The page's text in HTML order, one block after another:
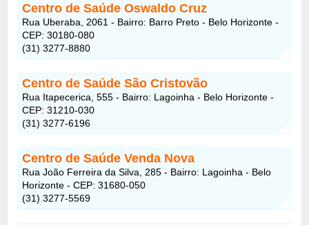
Centro de Saúde Oswaldo Cruz
Rua Uberaba, 2061 - Bairro: Barro Preto - Belo Horizonte -
CEP: 30180-080
(31) 3277-8880
Centro de Saúde São Cristovão
Rua Itapecerica, 555 - Bairro: Lagoinha - Belo Horizonte -
CEP: 31210-030
(31) 3277-6196
Centro de Saúde Venda Nova
Rua João Ferreira da Silva, 285 - Bairro: Lagoinha - Belo
Horizonte - CEP: 31680-050
(31) 3277-5569